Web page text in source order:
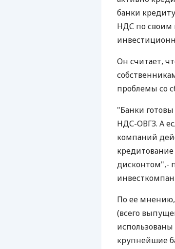
банки
НДС по своим
Он считает,
проблемы со
"Банки
НДС-ОВГЗ. А
компаний
дисконтом",-
По ее мнению,
(всего
крупнейшие